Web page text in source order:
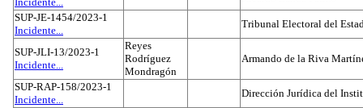
SUP-JE-1454/2023-1
Incidente...
Tribunal Electoral del
SUP-JLI-13/2023-1
Incidente...
Reyes
Rodríguez
Mondragón
Armando de la Riva
SUP-RAP-158/2023-1
Incidente...
Dirección Jurídica del